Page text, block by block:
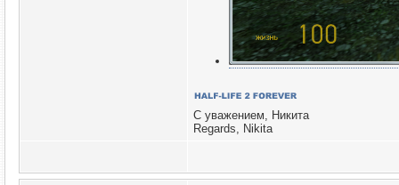
С уважением, Никита
Regards, Nikita